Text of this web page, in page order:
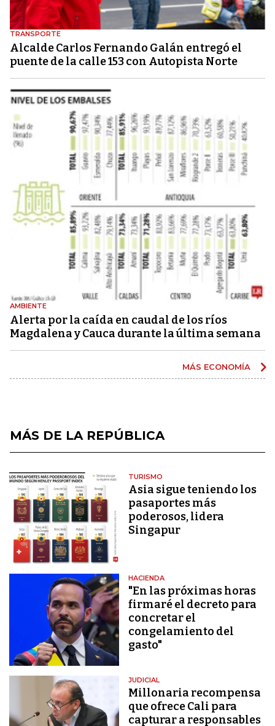
TRANSPORTE
Alcalde Carlos Fernando Galán entregó el
puente de la calle 153 con Autopista Norte
AMBIENTE
Alerta por la caída en caudal de los ríos
Magdalena y Cauca durante la última semana
MÁS ECONOMÍA
MÁS DE LA REPÚBLICA
TURISMO
Asia sigue teniendo los
pasaportes más
poderosos, lidera
Singapur
HACIENDA
"En las próximas horas
firmaré el decreto para
concretar el
congelamiento del
gasto"
JUDICIAL
Millonaria recompensa
que ofrece Cali para
capturar a responsables